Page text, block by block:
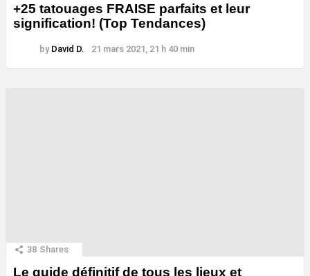
+25 tatouages ​​FRAISE parfaits et leur
signification! (Top Tendances)
by David D. 21 mars 2021, 21 h 40 min
38 Shares
Le guide définitif de tous les lieux et